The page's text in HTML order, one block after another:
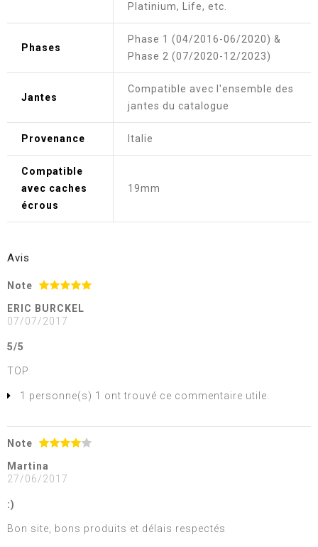
Platinium, Life, etc.
Phases
Phase 1 (04/2016-06/2020) &
Phase 2 (07/2020-12/2023)
Jantes
Compatible avec l'ensemble des
jantes du catalogue
Provenance Italie
Compatible
avec caches
écrous
19mm
Avis
Note
ERIC BURCKEL
07/07/2017
5/5
TOP
1 personne(s) 1 ont trouvé ce commentaire utile.
Note
Martina
27/06/2017
:)
Bon site, bons produits et délais respectés